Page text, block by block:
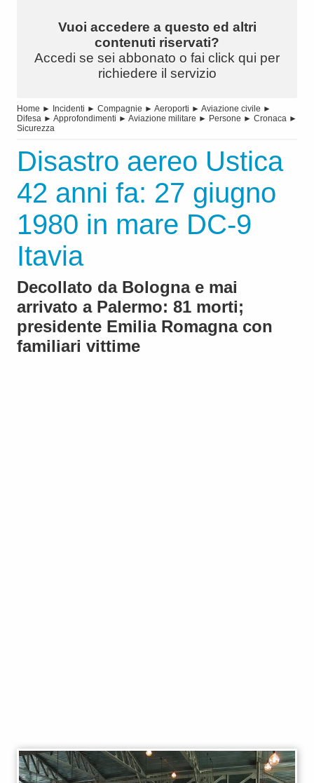
Vuoi accedere a questo ed altri
contenuti riservati?
Accedi se sei abbonato o fai click qui per
richiedere il servizio
Home ► Incidenti ► Compagnie ► Aeroporti ► Aviazione civile ►
Difesa ► Approfondimenti ► Aviazione militare ► Persone ► Cronaca ►
Sicurezza
Disastro aereo Ustica
42 anni fa: 27 giugno
1980 in mare DC-9
Itavia
Decollato da Bologna e mai
arrivato a Palermo: 81 morti;
presidente Emilia Romagna con
familiari vittime